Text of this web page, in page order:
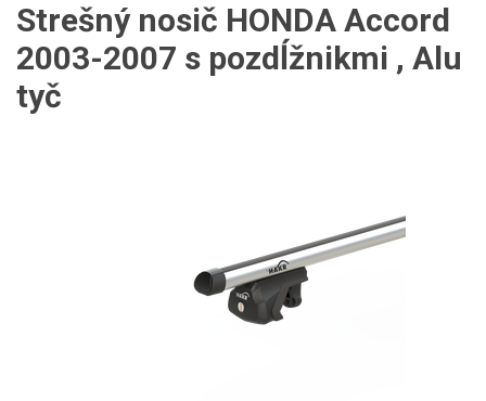
Strešný nosič HONDA Accord
2003-2007 s pozdĺžnikmi , Alu
tyč